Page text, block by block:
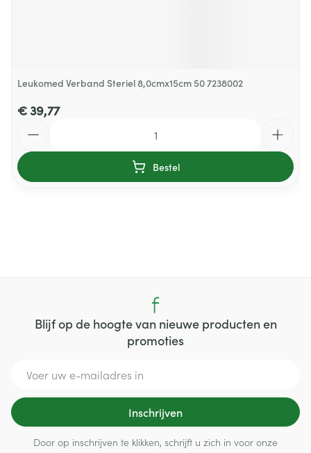
Leukomed Verband Steriel 8,0cmx15cm 50 7238002
€ 39,77
Bestel
Blijf op de hoogte van nieuwe producten en
promoties
Inschrijven
Door op inschrijven te klikken, schrijft u zich in voor onze